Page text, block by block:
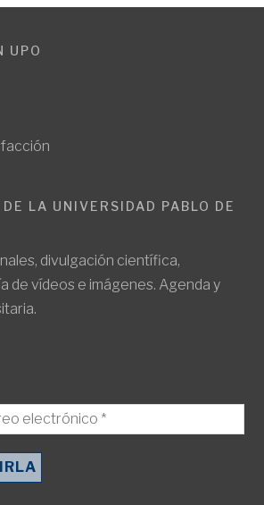
UPO
LA UNIVERSIDAD PABLO DE
divulgación científica,
de vídeos e imágenes. Agenda y